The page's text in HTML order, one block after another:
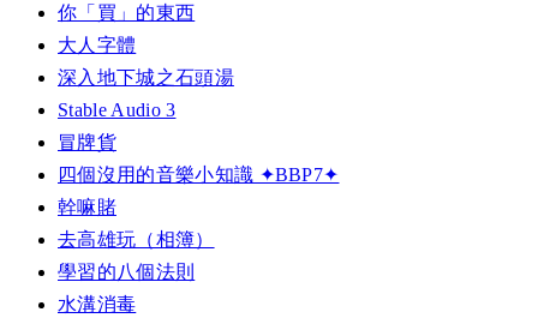
你「買」的東西
大人字體
深入地下城之石頭湯
Stable Audio 3
冒牌貨
四個沒用的音樂小知識 ✦BBP7✦
幹嘛賭
去高雄玩（相簿）
學習的八個法則
水溝消毒